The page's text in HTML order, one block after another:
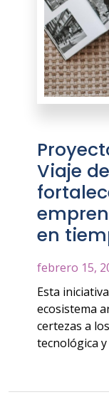
Viaje
en
febrero 15,
Esta
ecosistema
certezas a
tecnológica